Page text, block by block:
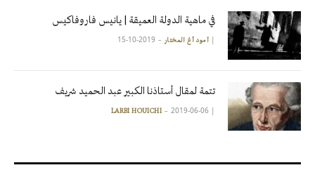
في ماهية الدولة العميقة | يانيس فاروفاكيس
| آمود أغ المختار 2019-10-15
تتمة لمقال أستاذنا الكبير عبد الحميد شريف
|
LARBI HOUICHI 2019-06-06